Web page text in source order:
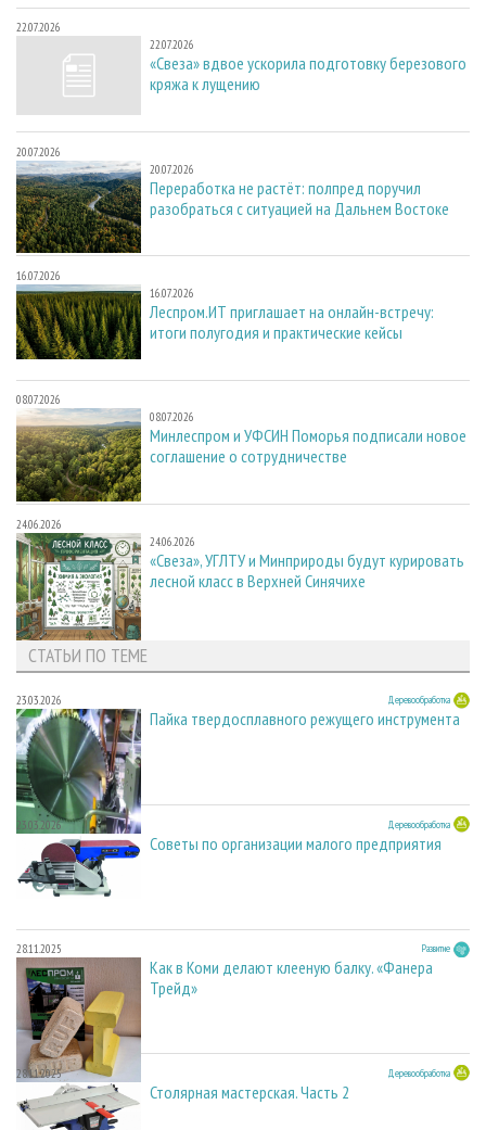
22.07.2026
22.07.2026
«Свеза» вдвое ускорила подготовку березового
кряжа к лущению
20.07.2026
20.07.2026
Переработка не растёт: полпред поручил
разобраться с ситуацией на Дальнем Востоке
16.07.2026
16.07.2026
Леспром.ИТ приглашает на онлайн-встречу:
итоги полугодия и практические кейсы
08.07.2026
08.07.2026
Минлеспром и УФСИН Поморья подписали новое
соглашение о сотрудничестве
24.06.2026
24.06.2026
«Свеза», УГЛТУ и Минприроды будут курировать
лесной класс в Верхней Синячихе
СТАТЬИ ПО ТЕМЕ
23.03.2026 Деревообработка
Пайка твердосплавного режущего инструмента
23.03.2026 Деревообработка
Советы по организации малого предприятия
28.11.2025 Развитие
Как в Коми делают клееную балку. «Фанера
Трейд»
28.11.2025 Деревообработка
Столярная мастерская. Часть 2